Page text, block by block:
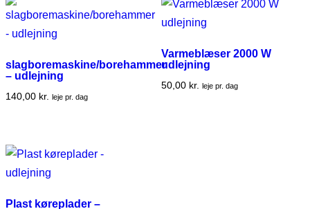
slagboremaskine/borehammer
– udlejning
140,00 kr. leje pr. dag
Varmeblæser 2000 W
udlejning
50,00 kr. leje pr. dag
Plast køreplader –